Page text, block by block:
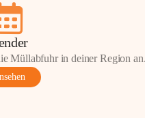
Müllabfuhr in deiner Region